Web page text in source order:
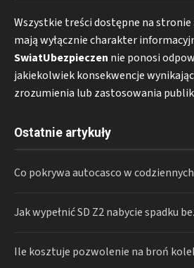
Wszystkie treści dostępne na stronie
mają wyłącznie charakter
SwiatUbezpieczen nie ponosi
jakiekolwiek konsekwencje
zrozumienia lub zastosowania
Ostatnie artykuły
Co pokrywa autocasco w
Jak wypełnić SD Z2 nabycie spadku
Ile kosztuje pozwolenie na broń